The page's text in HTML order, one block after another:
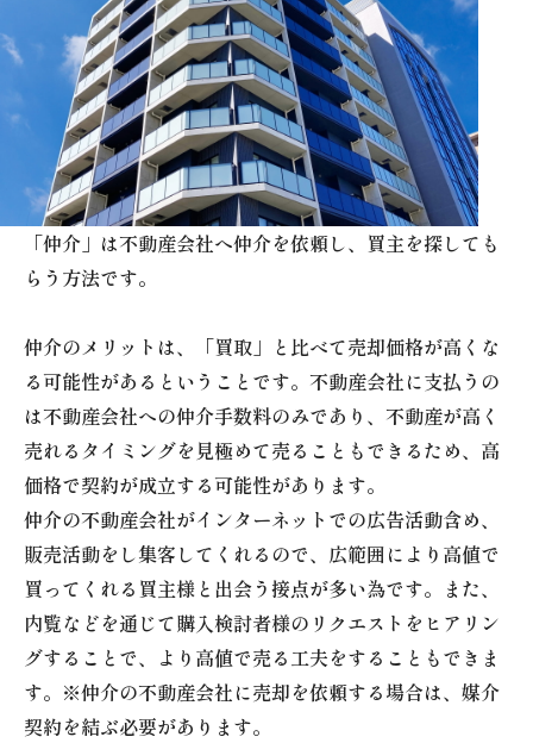
「仲介」は不動産会社へ仲介を依頼し、買主を探しても
らう方法です。
仲介のメリットは、「買取」と比べて売却価格が高くな
る可能性があるということです。不動産会社に支払うの
は不動産会社への仲介手数料のみであり、不動産が高く
売れるタイミングを見極めて売ることもできるため、高
価格で契約が成立する可能性があります。
仲介の不動産会社がインターネットでの広告活動含め、
販売活動をし集客してくれるので、広範囲により高値で
買ってくれる買主様と出会う接点が多い為です。また、
内覧などを通じて購入検討者様のリクエストをヒアリン
グすることで、より高値で売る工夫をすることもできま
す。※仲介の不動産会社に売却を依頼する場合は、媒介
契約を結ぶ必要があります。